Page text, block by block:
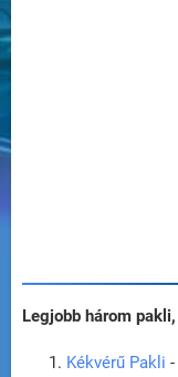
Legjobb három
Kékvérű Pakli